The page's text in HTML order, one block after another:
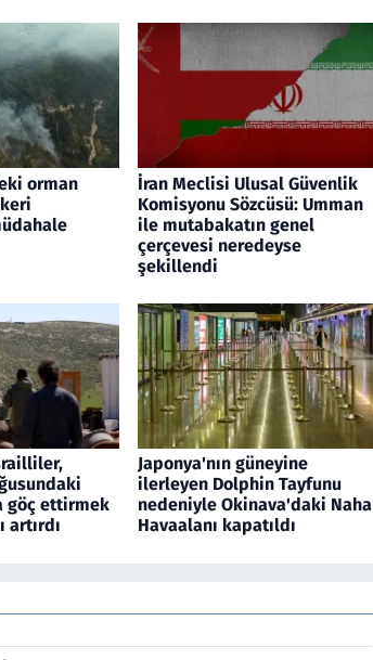
orman
İran Meclisi Ulusal Güvenlik
Komisyonu Sözcüsü: Umman
ile mutabakatın genel
çerçevesi neredeyse
şekillendi
göç ettirmek
artırdı
Japonya'nın güneyine
ilerleyen Dolphin Tayfunu
nedeniyle Okinava'daki Naha
Havaalanı kapatıldı